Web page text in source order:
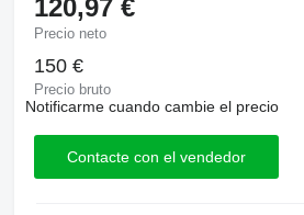
120,97 €
Precio neto
150 €
Precio bruto
Notificarme cuando cambie el precio
Contacte con el vendedor